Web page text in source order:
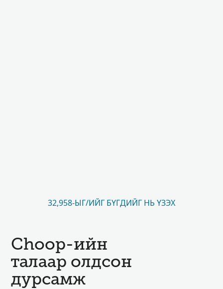
32,958-ЫГ/ИЙГ БҮГДИЙГ НЬ ҮЗЭХ
Choop-ийн
талаар олдсон
дурсамж